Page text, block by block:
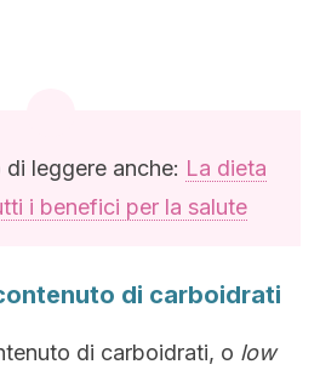
leggere anche: La dieta
i benefici per la salute
di carboidrati
di carboidrati, o low